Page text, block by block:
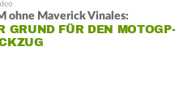
ohne Maverick Vinales:
GRUND FÜR DEN MOTOGP-